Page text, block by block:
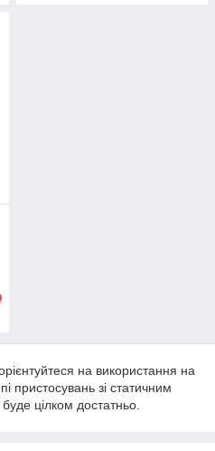
на використання на
пристосувань зі статичним
цілком достатньо.